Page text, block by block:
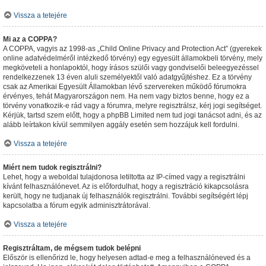
Vissza a tetejére
Mi az a COPPA?
A COPPA, vagyis az 1998-as „Child Online Privacy and Protection Act” (gyerekek
online adatvédelméről intézkedő törvény) egy egyesült államokbeli törvény, mely
megköveteli a honlapoktól, hogy írásos szülői vagy gondviselői beleegyezéssel
rendelkezzenek 13 éven aluli személyektől való adatgyűjtéshez. Ez a törvény
csak az Amerikai Egyesült Államokban lévő szervereken működő fórumokra
érvényes, tehát Magyarországon nem. Ha nem vagy biztos benne, hogy ez a
törvény vonatkozik-e rád vagy a fórumra, melyre regisztrálsz, kérj jogi segítséget.
Kérjük, tartsd szem előtt, hogy a phpBB Limited nem tud jogi tanácsot adni, és az
alább leírtakon kívül semmilyen aggály esetén sem hozzájuk kell fordulni.
Vissza a tetejére
Miért nem tudok regisztrálni?
Lehet, hogy a weboldal tulajdonosa letiltotta az IP-címed vagy a regisztrálni
kívánt felhasználónevet. Az is előfordulhat, hogy a regisztráció kikapcsolásra
került, hogy ne tudjanak új felhasználók regisztrálni. További segítségért lépj
kapcsolatba a fórum egyik adminisztrátorával.
Vissza a tetejére
Regisztráltam, de mégsem tudok belépni
Először is ellenőrizd le, hogy helyesen adtad-e meg a felhasználóneved és a